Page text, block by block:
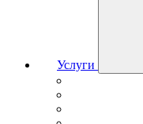
Услуги